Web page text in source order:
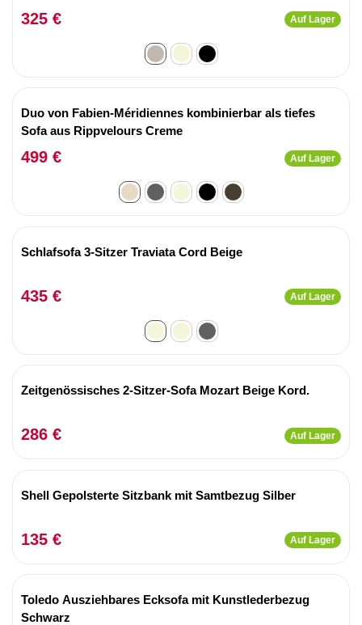
325 € Auf Lager
Duo von Fabien-Méridiennes kombinierbar als tiefes
Sofa aus Rippvelours Creme
499 € Auf Lager
Schlafsofa 3-Sitzer Traviata Cord Beige
435 € Auf Lager
Zeitgenössisches 2-Sitzer-Sofa Mozart Beige Kord.
286 € Auf Lager
Shell Gepolsterte Sitzbank mit Samtbezug Silber
135 € Auf Lager
Toledo Ausziehbares Ecksofa mit Kunstlederbezug
Schwarz